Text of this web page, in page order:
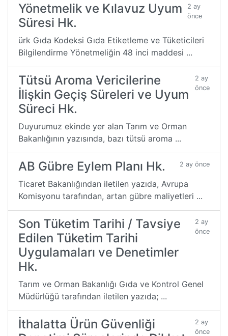
Yönetmelik ve Kılavuz Uyum
Süresi Hk.
2 ay
önce
ürk Gıda Kodeksi Gıda Etiketleme ve Tüketicileri
Bilgilendirme Yönetmeliğin 48 inci maddesi ...
Tütsü Aroma Vericilerine
İlişkin Geçiş Süreleri ve Uyum
Süreci Hk.
2 ay
önce
Duyurumuz ekinde yer alan Tarım ve Orman
Bakanlığının yazısında, bazı tütsü aroma ...
AB Gübre Eylem Planı Hk. 2 ay önce
Ticaret Bakanlığından iletilen yazıda, Avrupa
Komisyonu tarafından, artan gübre maliyetleri ...
Son Tüketim Tarihi / Tavsiye
Edilen Tüketim Tarihi
Uygulamaları ve Denetimler
Hk.
2 ay
önce
Tarım ve Orman Bakanlığı Gıda ve Kontrol Genel
Müdürlüğü tarafından iletilen yazıda; ...
İthalatta Ürün Güvenliği
2 ay
önce